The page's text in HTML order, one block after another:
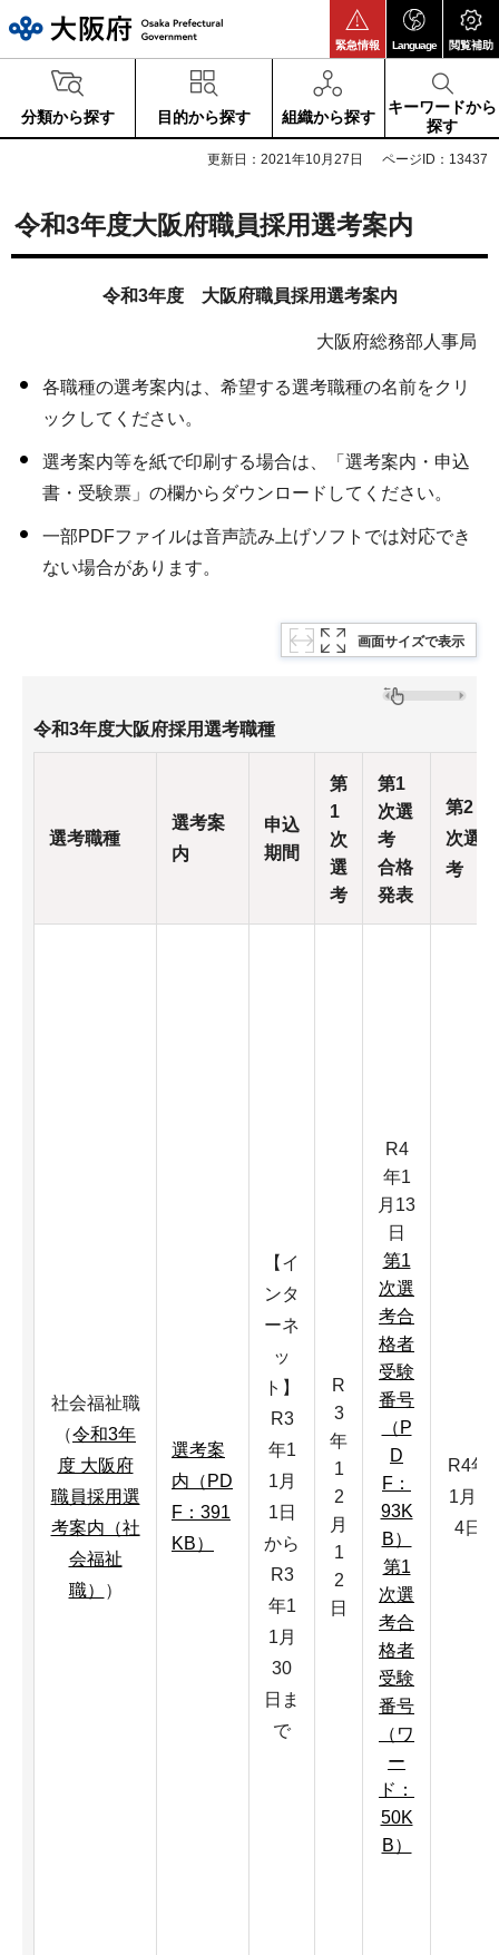
緊急情報 Language 閲覧補助
分類から探す 目的から探す 組織から探す
キーワードから
探す
更新日：2021年10月27日 ページID：13437
令和3年度大阪府職員採用選考案内
令和3年度 大阪府職員採用選考案内
大阪府総務部人事局
各職種の選考案内は、希望する選考職種の名前をクリ
ックしてください。
選考案内等を紙で印刷する場合は、「選考案内・申込
書・受験票」の欄からダウンロードしてください。
一部PDFファイルは音声読み上げソフトでは対応でき
ない場合があります。
画面サイズで表示
令和3年度大阪府採用選考職種
選考職種
選考案
内
申込
期間
第
1
次
選
考
第1
次選
考
合格
発表
第2
次選
考
社会福祉職
（令和3年
度 大阪府
職員採用選
考案内（社
会福祉
職）
）
選考案
内（PD
F：391
KB）
【イ
ンタ
ーネ
ッ
ト】
R3
年1
1月
1日
から
R3
年1
1月
30
日ま
で
R
3
年
1
2
月
1
2
日
R4
年1
月13
日
第1
次選
考合
格者
受験
番号
（P
D
F：
93K
B）
第1
次選
考合
格者
受験
番号
（ワ
ー
ド：
50K
B）
R4年
1月2
4日